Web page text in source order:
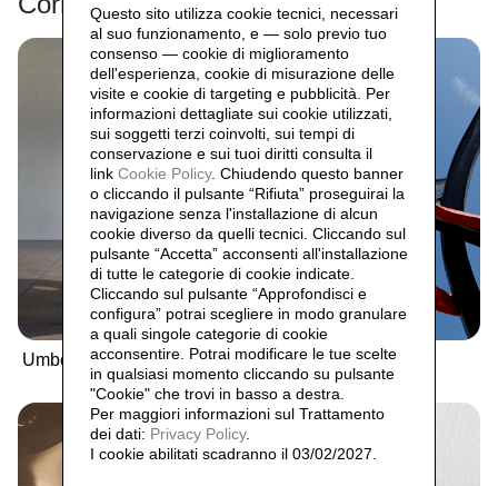
Umberto Cavenago Eduard Habicher
Questo sito utilizza cookie tecnici, necessari
al suo funzionamento, e — solo previo tuo
consenso — cookie di miglioramento
dell'esperienza, cookie di misurazione delle
visite e cookie di targeting e pubblicità. Per
informazioni dettagliate sui cookie utilizzati,
sui soggetti terzi coinvolti, sui tempi di
conservazione e sui tuoi diritti consulta il
link Cookie Policy. Chiudendo questo banner
o cliccando il pulsante “Rifiuta” proseguirai la
navigazione senza l'installazione di alcun
cookie diverso da quelli tecnici. Cliccando sul
pulsante “Accetta” acconsenti all'installazione
di tutte le categorie di cookie indicate.
Cliccando sul pulsante “Approfondisci e
configura” potrai scegliere in modo granulare
a quali singole categorie di cookie
acconsentire. Potrai modificare le tue scelte
in qualsiasi momento cliccando su pulsante
"Cookie" che trovi in basso a destra.
Per maggiori informazioni sul Trattamento
dei dati: Privacy Policy.
I cookie abilitati scadranno il 03/02/2027.